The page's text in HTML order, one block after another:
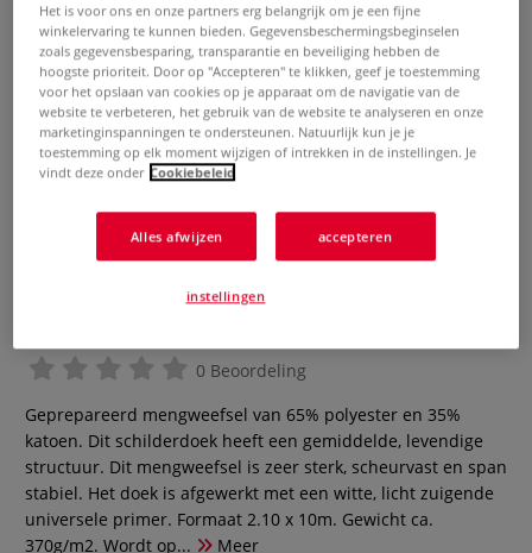
GERSTAECKER Magna
0 Beoordeling
Geprepareerd mengweefsel van 65% polyester en 35%
katoen. Dit schilderdoek heeft een gemiddelde, levendige
structuur. Dit mengweefsel is zeer sterk, scheurvast en span
stabiel. Het doek is afgewerkt met een witte, licht zuigende
universele primer. Formaat 2.10 x 10m. Gewicht ca.
370g/m2. Wordt op...
Meer
Het is voor ons en onze partners erg belangrijk om je een fijne
winkelervaring te kunnen bieden. Gegevensbeschermingsbeginselen
zoals gegevensbesparing, transparantie en beveiliging hebben de
hoogste prioriteit. Door op "Accepteren" te klikken, geef je toestemming
voor het opslaan van cookies op je apparaat om de navigatie van de
website te verbeteren, het gebruik van de website te analyseren en onze
marketinginspanningen te ondersteunen. Natuurlijk kun je je
toestemming op elk moment wijzigen of intrekken in de instellingen. Je
vindt deze onder Cookiebeleid
Alles afwijzen accepteren
instellingen